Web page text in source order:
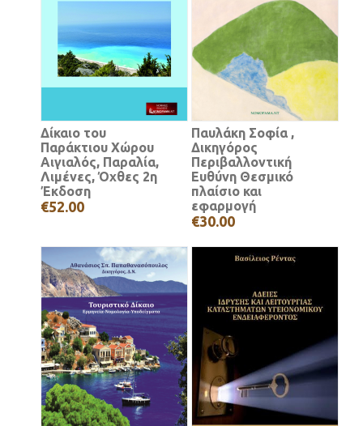
Δίκαιο του
Παράκτιου Χώρου
Αιγιαλός, Παραλία,
Λιμένες, Όχθες 2η
Έκδοση
€52.00
Παυλάκη Σοφία ,
Δικηγόρος
Περιβαλλοντική
Ευθύνη Θεσμικό
πλαίσιο και
εφαρμογή
€30.00